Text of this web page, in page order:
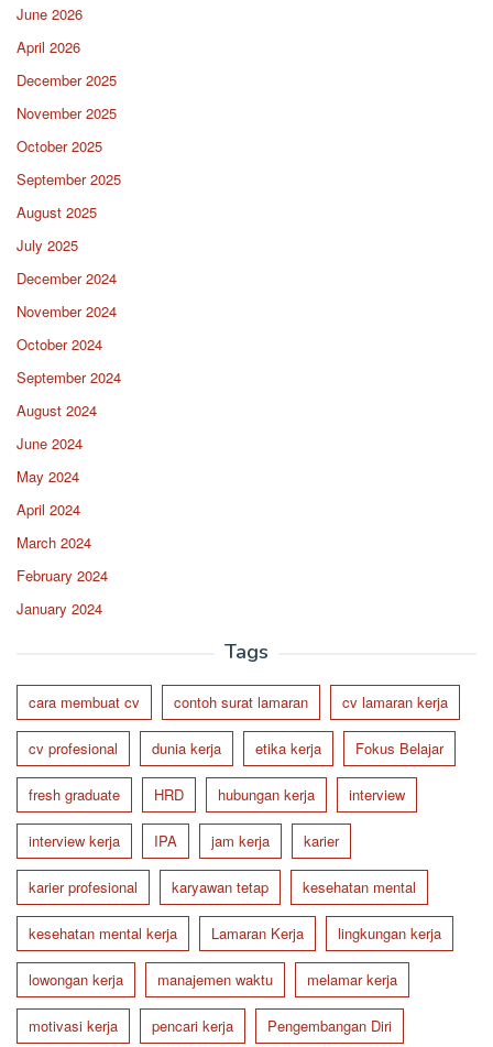
June 2026
April 2026
December 2025
November 2025
October 2025
September 2025
August 2025
July 2025
December 2024
November 2024
October 2024
September 2024
August 2024
June 2024
May 2024
April 2024
March 2024
February 2024
January 2024
Tags
cara membuat cv contoh surat lamaran cv lamaran kerja
cv profesional dunia kerja etika kerja Fokus Belajar
fresh graduate HRD hubungan kerja interview
interview kerja IPA jam kerja karier
karier profesional karyawan tetap kesehatan mental
kesehatan mental kerja Lamaran Kerja lingkungan kerja
lowongan kerja manajemen waktu melamar kerja
motivasi kerja pencari kerja Pengembangan Diri